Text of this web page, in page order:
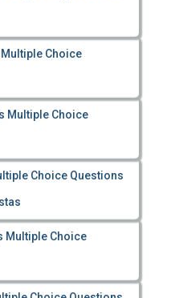
Choice
Multiple Choice
Choice Questions
Multiple Choice